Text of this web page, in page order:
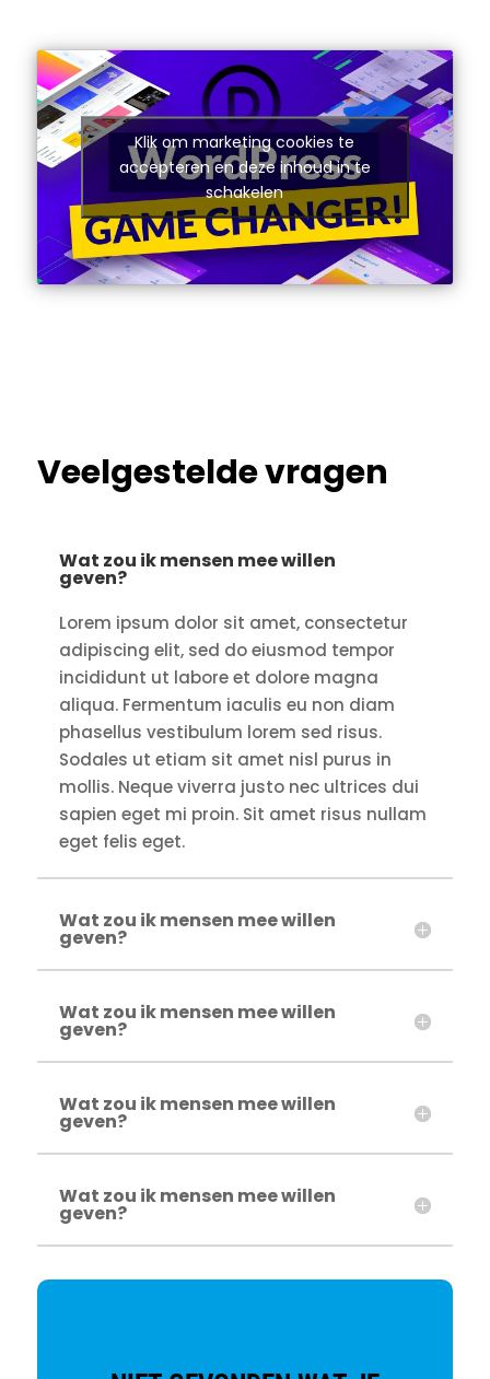
Klik om marketing cookies te
accepteren en deze inhoud in te
schakelen
Veelgestelde vragen
Wat zou ik mensen mee willen
geven?
Lorem ipsum dolor sit amet, consectetur
adipiscing elit, sed do eiusmod tempor
incididunt ut labore et dolore magna
aliqua. Fermentum iaculis eu non diam
phasellus vestibulum lorem sed risus.
Sodales ut etiam sit amet nisl purus in
mollis. Neque viverra justo nec ultrices dui
sapien eget mi proin. Sit amet risus nullam
eget felis eget.
Wat zou ik mensen mee willen
geven?
Wat zou ik mensen mee willen
geven?
Wat zou ik mensen mee willen
geven?
Wat zou ik mensen mee willen
geven?